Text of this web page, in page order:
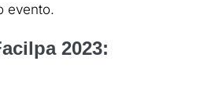
evento.
2023: